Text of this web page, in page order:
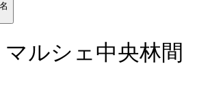
ルシェ中央林間